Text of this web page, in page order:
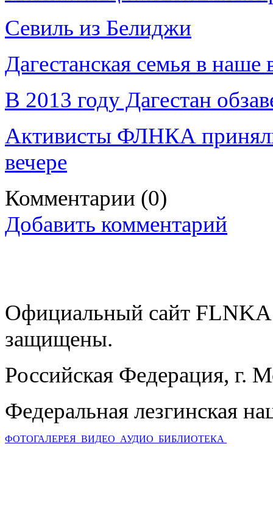
Севиль из Белиджи
Дагестанская семья в наше
В 2013 году Дагестан
Активисты ФЛНКА приняли
вечере
Комментарии (0)
Добавить комментарий
Официальный сайт
защищены.
Российская Федерация, г.
Федеральная лезгинская
ФОТОГАЛЕРЕЯ ВИДЕО АУДИО БИБЛИОТЕКА